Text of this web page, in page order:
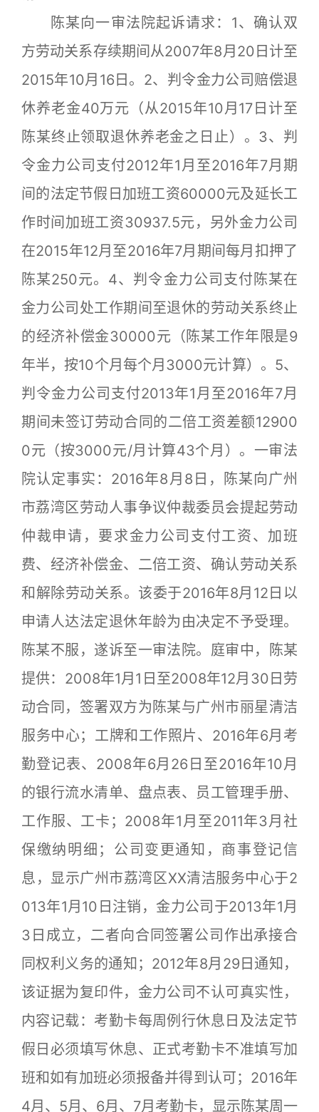
陈某向一审法院起诉请求：1、确认双
方劳动关系存续期间从2007年8月20日计至
2015年10月16日。2、判令金力公司赔偿退
休养老金40万元（从2015年10月17日计至
陈某终止领取退休养老金之日止）。3、判
令金力公司支付2012年1月至2016年7月期
间的法定节假日加班工资60000元及延长工
作时间加班工资30937.5元，另外金力公司
在2015年12月至2016年7月期间每月扣押了
陈某250元。4、判令金力公司支付陈某在
金力公司处工作期间至退休的劳动关系终止
的经济补偿金30000元（陈某工作年限是9
年半，按10个月每个月3000元计算）。5、
判令金力公司支付2013年1月至2016年7月
期间未签订劳动合同的二倍工资差额12900
0元（按3000元/月计算43个月）。一审法
院认定事实：2016年8月8日，陈某向广州
市荔湾区劳动人事争议仲裁委员会提起劳动
仲裁申请，要求金力公司支付工资、加班
费、经济补偿金、二倍工资、确认劳动关系
和解除劳动关系。该委于2016年8月12日以
申请人达法定退休年龄为由决定不予受理。
陈某不服，遂诉至一审法院。庭审中，陈某
提供：2008年1月1日至2008年12月30日劳
动合同，签署双方为陈某与广州市丽星清洁
服务中心；工牌和工作照片、2016年6月考
勤登记表、2008年6月26日至2016年10月
的银行流水清单、盘点表、员工管理手册、
工作服、工卡；2008年1月至2011年3月社
保缴纳明细；公司变更通知，商事登记信
息，显示广州市荔湾区XX清洁服务中心于2
013年1月10日注销，金力公司于2013年1月
3日成立，二者向合同签署公司作出承接合
同权利义务的通知；2012年8月29日通知，
该证据为复印件，金力公司不认可真实性，
内容记载：考勤卡每周例行休息日及法定节
假日必须填写休息、正式考勤卡不准填写加
班和如有加班必须报备并得到认可；2016年
4月、5月、6月、7月考勤卡，显示陈某周一